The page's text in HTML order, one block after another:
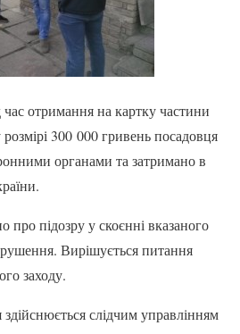
отримання на картку частини
300 000 гривень посадовця
органами та затримано в
про підозру у скоєнні вказаного
Вирішується питання
заходу.
слідчим управлінням